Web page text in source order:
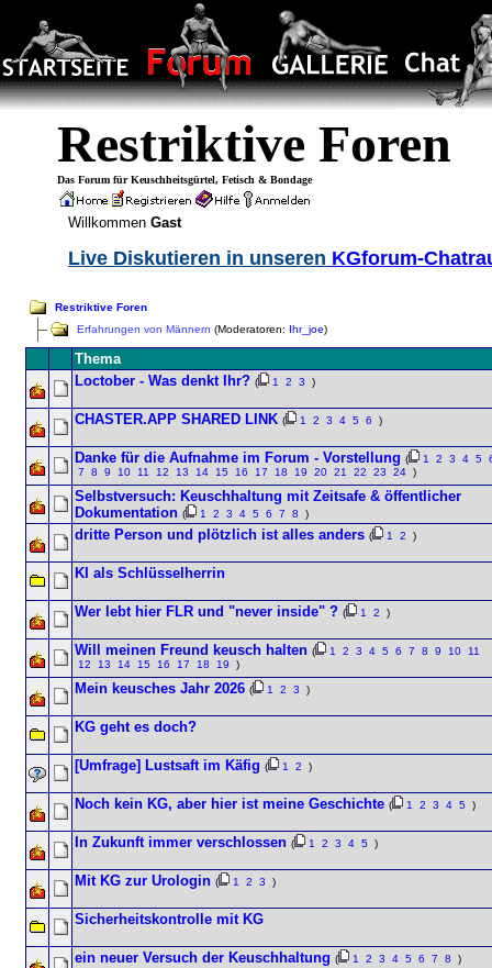
Restriktive Foren
Das Forum für Keuschheitsgürtel, Fetisch & Bondage
Willkommen Gast
Live Diskutieren in unseren KGforum-
Restriktive Foren
Erfahrungen von Männern (Moderatoren: Ihr_joe)
Thema
Loctober - Was denkt Ihr? ( 1 2 3 )
CHASTER.APP SHARED LINK ( 1 2 3 4 5 6 )
Danke für die Aufnahme im Forum - Vorstellung ( 1 2 3 4 5
7
8 9 10 11 12 13 14 15 16 17 18 19 20 21 22 23 24 )
Selbstversuch: Keuschhaltung mit Zeitsafe & öffentlicher
Dokumentation ( 1 2 3 4 5 6 7 8 )
dritte Person und plötzlich ist alles anders ( 1 2 )
KI als Schlüsselherrin
Wer lebt hier FLR und "never inside" ? ( 1 2 )
Will meinen Freund keusch halten ( 1 2 3 4 5 6 7 8 9 10
11
12
13 14 15 16 17 18 19 )
Mein keusches Jahr 2026 ( 1 2 3 )
KG geht es doch?
[Umfrage] Lustsaft im Käfig ( 1 2 )
Noch kein KG, aber hier ist meine Geschichte ( 1 2 3 4 5 )
In Zukunft immer verschlossen ( 1 2 3 4 5 )
Mit KG zur Urologin ( 1 2 3 )
Sicherheitskontrolle mit KG
ein neuer Versuch der Keuschhaltung ( 1 2 3 4 5 6 7 8 )